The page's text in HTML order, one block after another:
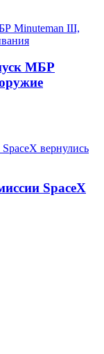
МБР
SpaceX